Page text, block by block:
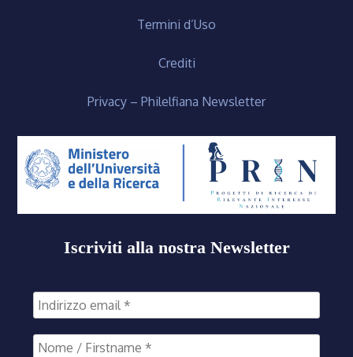
Termini d’Uso
Crediti
Privacy – Philelfiana Newsletter
Iscriviti alla nostra Newsletter